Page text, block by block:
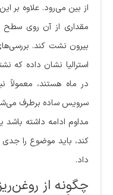
از بین می‌رود. علاوه بر
مقداری از آن روی سطح
بیرون نشت کند.
در ماه هستند، معمولاً
سرویس ساده برطرف
مداوم ادامه داشته
کند، باید موضوع را جدی
داد.
چگونه از